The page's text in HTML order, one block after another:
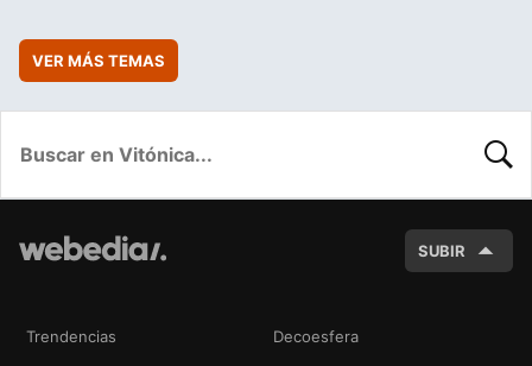
VER MÁS TEMAS
SUBIR
Trendencias Decoesfera